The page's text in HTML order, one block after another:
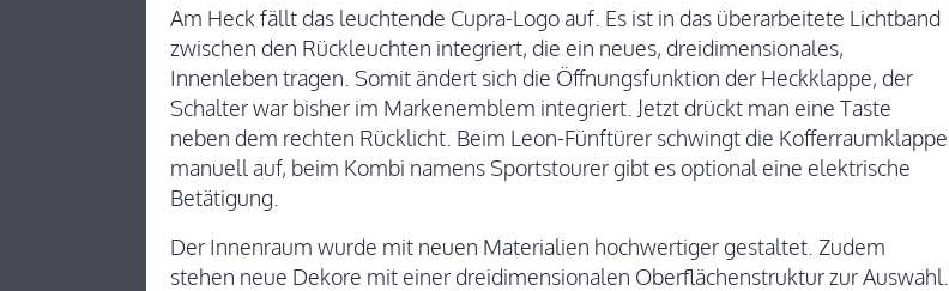
Am Heck fällt das leuchtende Cupra-Logo auf. Es ist in das überarbeitete Lichtband
zwischen den Rückleuchten integriert, die ein neues, dreidimensionales,
Innenleben tragen. Somit ändert sich die Öffnungsfunktion der Heckklappe, der
Schalter war bisher im Markenemblem integriert. Jetzt drückt man eine Taste
neben dem rechten Rücklicht. Beim Leon-Fünftürer schwingt die Kofferraumklappe
manuell auf, beim Kombi namens Sportstourer gibt es optional eine elektrische
Betätigung.
Der Innenraum wurde mit neuen Materialien hochwertiger gestaltet. Zudem
stehen neue Dekore mit einer dreidimensionalen Oberflächenstruktur zur Auswahl.